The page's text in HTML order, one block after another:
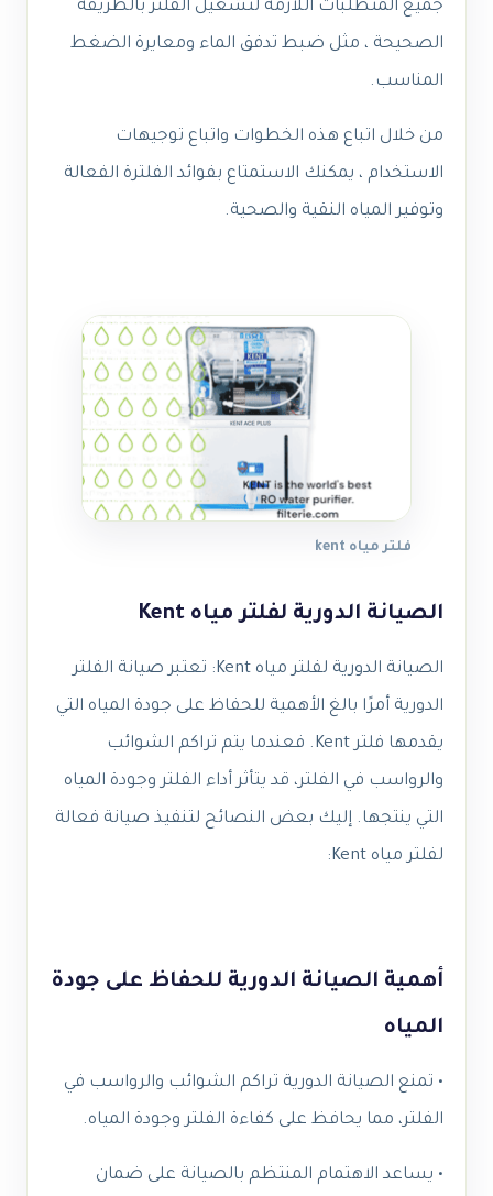
جميع المتطلبات اللازمة لتشغيل الفلتر بالطريقة
الصحيحة ، مثل ضبط تدفق الماء ومعايرة الضغط
المناسب.
من خلال اتباع هذه الخطوات واتباع توجيهات
الاستخدام ، يمكنك الاستمتاع بفوائد الفلترة الفعالة
وتوفير المياه النقية والصحية.
فلتر مياه kent
الصيانة الدورية لفلتر مياه Kent
الصيانة الدورية لفلتر مياه Kent: تعتبر صيانة الفلتر
الدورية أمرًا بالغ الأهمية للحفاظ على جودة المياه التي
يقدمها فلتر Kent. فعندما يتم تراكم الشوائب
والرواسب في الفلتر، قد يتأثر أداء الفلتر وجودة المياه
التي ينتجها. إليك بعض النصائح لتنفيذ صيانة فعالة
لفلتر مياه Kent:
أهمية الصيانة الدورية للحفاظ على جودة
المياه
• تمنع الصيانة الدورية تراكم الشوائب والرواسب في
الفلتر، مما يحافظ على كفاءة الفلتر وجودة المياه.
• يساعد الاهتمام المنتظم بالصيانة على ضمان